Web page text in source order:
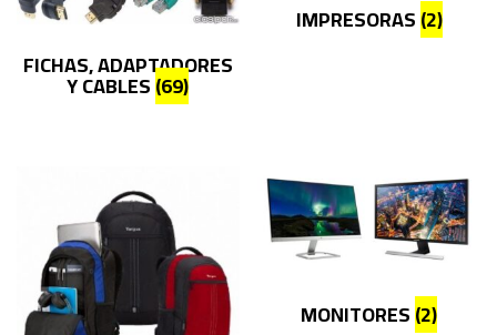
FICHAS, ADAPTADORES
Y CABLES(69)
IMPRESORAS(2)
MONITORES(2)